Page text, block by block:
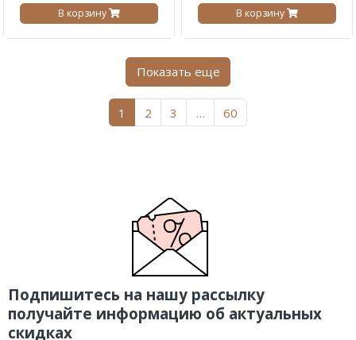
В корзину В корзину
Показать еще
1 2 3 … 60
Подпишитесь на нашу рассылку
получайте информацию об актуальных
скидках